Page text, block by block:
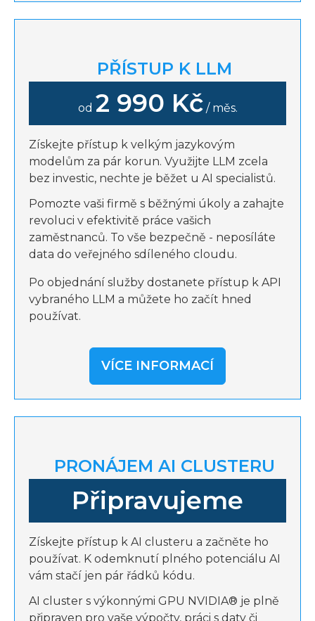
PŘÍSTUP K LLM
od 2 990 Kč/ měs.
Získejte přístup k velkým jazykovým
modelům za pár korun. Využijte LLM zcela
bez investic, nechte je běžet u AI specialistů.
Pomozte vaši firmě s běžnými úkoly a zahajte
revoluci v efektivitě práce vašich
zaměstnanců. To vše bezpečně - neposíláte
data do veřejného sdíleného cloudu.
Po objednání služby dostanete přístup k API
vybraného LLM a můžete ho začít hned
používat.
VÍCE INFORMACÍ
PRONÁJEM AI CLUSTERU
Připravujeme
Získejte přístup k AI clusteru a začněte ho
používat. K odemknutí plného potenciálu AI
vám stačí jen pár řádků kódu.
AI cluster s výkonnými GPU NVIDIA® je plně
připraven pro vaše výpočty, práci s daty či